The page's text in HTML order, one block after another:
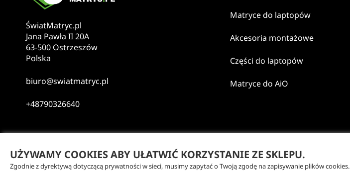
UŻYWAMY COOKIES ABY UŁATWIĆ KORZYSTANIE ZE SKLEPU.
Zgodnie z dyrektywą dotyczącą prywatności w sieci, musimy zapytać o Twoją zgodę na zapisywanie plików cookies.
ŚwiatMatryc.pl
Jana Pawła II 20A
63-500 Ostrzeszów
Polska
biuro@swiatmatryc.pl
+48790326640
Matryce do laptopów
Akcesoria montażowe
Części do laptopów
Matryce do AiO
Copyright © 2026 Świat Matryc -Wszelkie prawa zastrzeżone.